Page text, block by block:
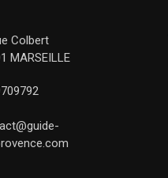
Colbert
MARSEILLE